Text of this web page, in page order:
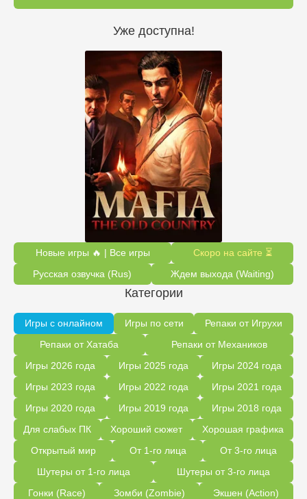
Уже доступна!
Новые игры 🔥 | Все игры
Скоро на сайте ⏳
Русская озвучка (Rus)
Ждем выхода (Waiting)
Категории
Игры с онлайном Игры по сети
Репаки от Игрухи
Репаки от Хатаба
Репаки от Механиков
Игры 2026 года
Игры 2025 года
Игры 2024 года
Игры 2023 года
Игры 2022 года
Игры 2021 года
Игры 2020 года
Игры 2019 года
Игры 2018 года
Для слабых ПК
Хороший сюжет
Хорошая графика
Открытый мир
От 1-го лица
От 3-го лица
Шутеры от 1-го лица
Шутеры от 3-го лица
Гонки (Race)
Зомби (Zombie)
Экшен (Action)